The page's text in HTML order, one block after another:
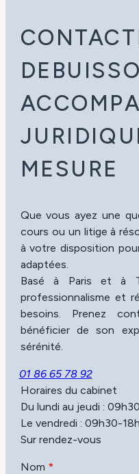
MESURE
Que vous ayez une
cours ou un litige à
à votre disposition
adaptées.
Basé à Paris et à
professionnalisme et
besoins. Prenez
bénéficier de son
sérénité.
01 86 65 78 92
Horaires du cabinet
Du lundi au jeudi :
Le vendredi : 09h30-
Sur rendez-vous
Nom *